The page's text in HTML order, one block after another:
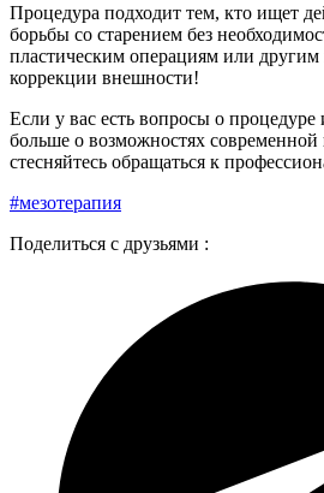
Процедура подходит тем, кто ищет
борьбы со старением без
пластическим операциям или
коррекции внешности!
Если у вас есть вопросы о процедуре
больше о возможностях
стесняйтесь обращаться к
#мезотерапия
Поделиться с друзьями :